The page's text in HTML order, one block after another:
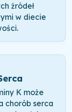
źródeł
w diecie
K może
chorób serca